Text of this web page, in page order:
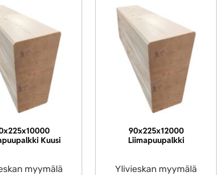
Kuusi
myymälä
90x225x12000
Liimapuupalkki
Ylivieskan myymälä